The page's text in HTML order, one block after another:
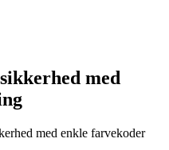
med
med enkle farvekoder